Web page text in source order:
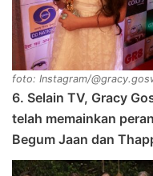
foto: Instagram/
6. Selain TV, Gracy
telah memainkan
Begum Jaan dan